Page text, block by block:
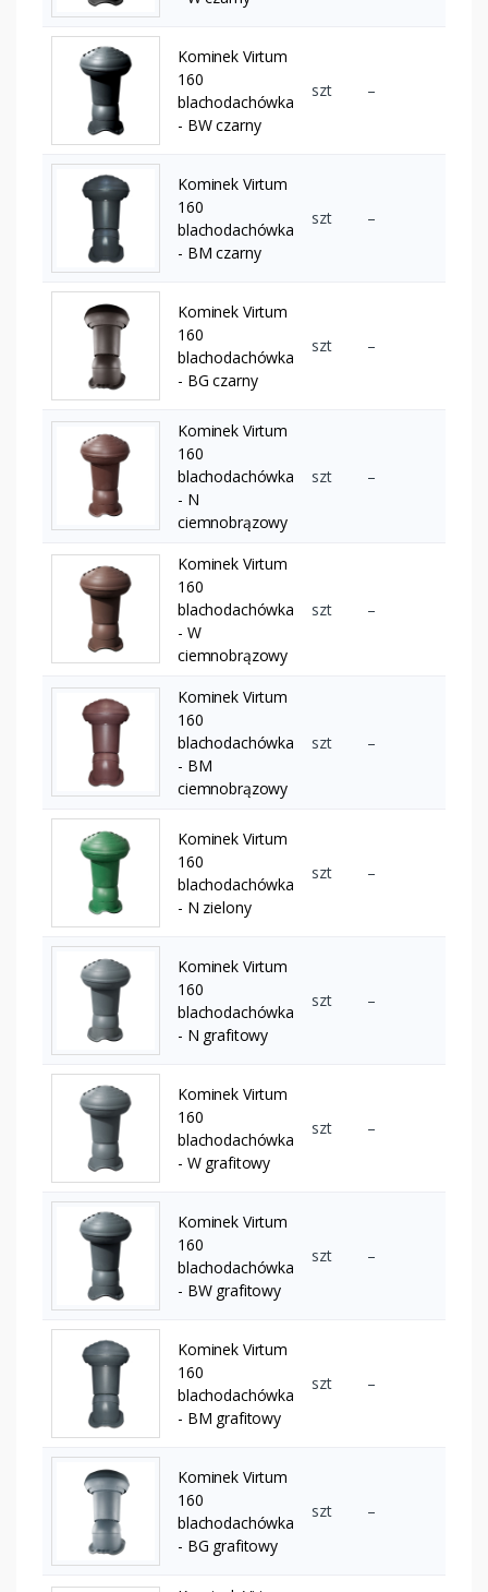
Kominek Virtum
160
blachodachówka
- BW czarny
szt –
Kominek Virtum
160
blachodachówka
- BM czarny
szt –
Kominek Virtum
160
blachodachówka
- BG czarny
szt –
Kominek Virtum
160
blachodachówka
- N
ciemnobrązowy
szt –
Kominek Virtum
160
blachodachówka
- W
ciemnobrązowy
szt –
Kominek Virtum
160
blachodachówka
- BM
ciemnobrązowy
szt –
Kominek Virtum
160
blachodachówka
- N zielony
szt –
Kominek Virtum
160
blachodachówka
- N grafitowy
szt –
Kominek Virtum
160
blachodachówka
- W grafitowy
szt –
Kominek Virtum
160
blachodachówka
- BW grafitowy
szt –
Kominek Virtum
160
blachodachówka
- BM grafitowy
szt –
Kominek Virtum
160
blachodachówka
- BG grafitowy
szt –